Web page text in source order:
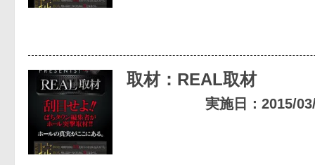
取材：REAL取材
実施日：2015/